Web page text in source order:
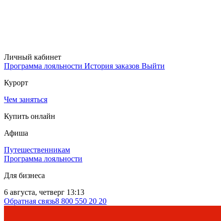
Личный кабинет
Программа лояльности История заказов Выйти
Курорт
Чем заняться
Купить онлайн
Афиша
Путешественникам
Программа лояльности
Для бизнеса
6 августа, четверг 13:13
Обратная связь8 800 550 20 20